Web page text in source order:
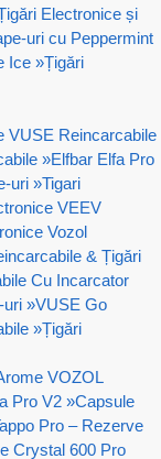
Electronice și
uri cu Peppermint
Ice »Țigări
VUSE Reincarcabile
»Elfbar Elfa Pro
uri »Tigari
VEEV
Vozol
& Țigări
Cu Incarcator
uri »VUSE Go
»Țigări
VOZOL
Pro V2 »Capsule
Pro – Rezerve
Crystal 600 Pro